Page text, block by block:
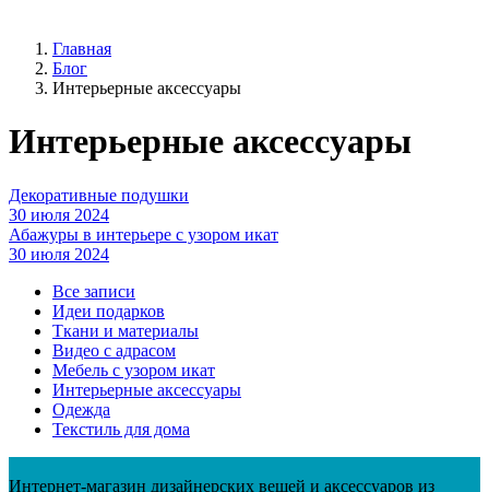
Главная
Блог
Интерьерные аксессуары
Интерьерные аксессуары
Декоративные подушки
30 июля 2024
Абажуры в интерьере с узором икат
30 июля 2024
Все записи
Идеи подарков
Ткани и материалы
Видео с адрасом
Мебель с узором икат
Интерьерные аксессуары
Одежда
Текстиль для дома
Интернет-магазин дизайнерских вещей и аксессуаров из